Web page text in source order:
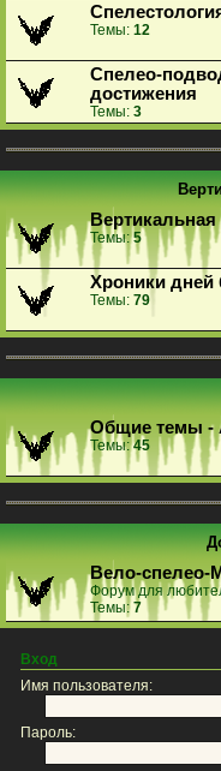
Темы: 12
Спелео-
достижения
Темы: 3
Темы:5
Хроники дней
Темы: 79
Общие темы -
Темы:45
Вело-спелео-
Форум для
Темы:7
Вход
Имя пользователя:
Пароль: